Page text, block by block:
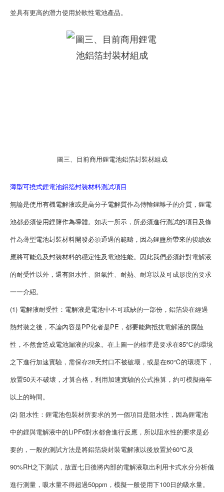
並具有更高的潛力使用於軟性電池產品。
圖三、目前商用鋰電池鋁箔封裝材組成
薄型可撓式鋰電池鋁箔封裝材料測試項目
無論是使用有機電解液或是高分子電解質作為傳輸鋰離子的介質，鋰電
池都必須使用鋰鹽作為導體。如表一所示，所必須進行測試的項目及條
件為薄型電池封裝材料開發必須通過的範疇，因為鋰鹽所帶來的後續效
應將可能危及封裝材料的穩定性及電池性能。因此我們必須針對電解液
的耐受性以外，還有阻水性、阻氣性、耐熱、耐寒以及可成形度的要求
一一介紹。
(1) 電解液耐受性：電解液是電池中不可或缺的一部份，鋁箔袋在經過
熱封裝之後，不論內容是PP化者是PE，都要能夠抵抗電解液的腐蝕
性，不然會造成電池漏液的現象。在上圖一的標準是要求在85℃的環境
之下進行加速實驗，需保存28天封口不被破壞，或是在60℃的環境下，
放置50天不破壞，才算合格，利用加速實驗的公式推算，約可模擬兩年
以上的時間。
(2) 阻水性：鋰電池包裝材所要求的另一個項目是阻水性，因為鋰電池
中的鋰與電解液中的LiPF6對水都會進行反應，所以阻水性的要求是必
要的，一般的測試方法是將鋁箔袋封裝電解液以後放置於60℃及
90%RH之下測試，放置七日後將內部的電解液取出利用卡式水分分析儀
進行測量，吸水量不得超過50ppm，模擬一般使用下100日的吸水量。